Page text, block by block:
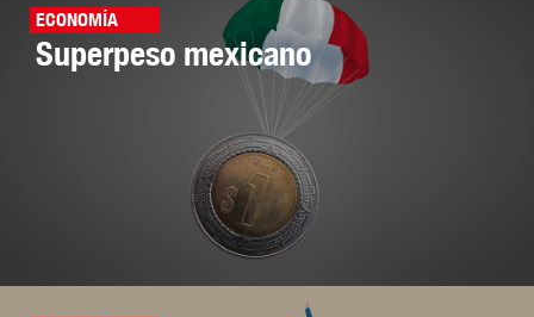
ECONOMÍA
Superpeso mexicano